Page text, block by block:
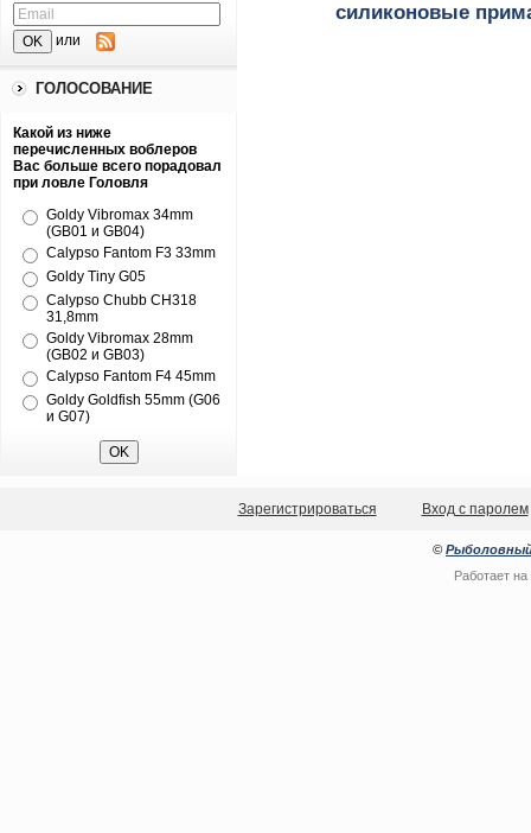
или
ГОЛОСОВАНИЕ
Какой из ниже
перечисленных воблеров
Вас больше всего порадовал
при ловле Головля
Goldy Vibromax 34mm
(GB01 и GB04)
Calypso Fantom F3 33mm
Goldy Tiny G05
Calypso Chubb CH318
31,8mm
Goldy Vibromax 28mm
(GB02 и GB03)
Calypso Fantom F4 45mm
Goldy Goldfish 55mm (G06
и G07)
силиконовые
Зарегистрироваться Вход с паролем
© Рыболовный
Работает